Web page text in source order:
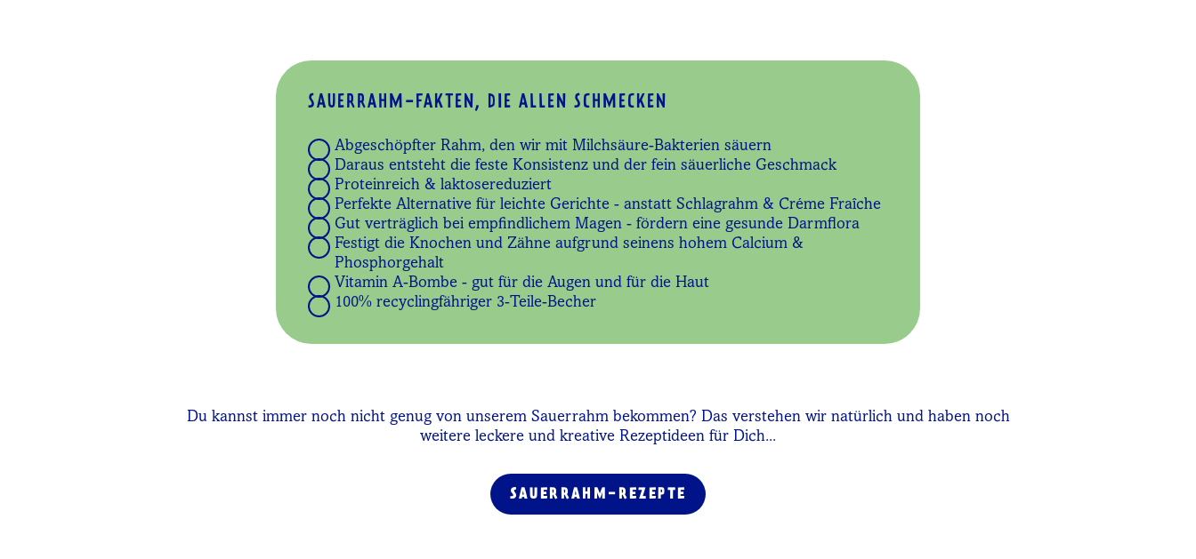
SAUERRAHM-FAKTEN, DIE ALLEN SCHMECKEN
Abgeschöpfter Rahm, den wir mit Milchsäure-Bakterien säuern
Daraus entsteht die feste Konsistenz und der fein säuerliche Geschmack
Proteinreich & laktosereduziert
Perfekte Alternative für leichte Gerichte - anstatt Schlagrahm & Créme Fraîche
Gut verträglich bei empfindlichem Magen - fördern eine gesunde Darmflora
Festigt die Knochen und Zähne aufgrund seinens hohem Calcium &
Phosphorgehalt
Vitamin A-Bombe - gut für die Augen und für die Haut
100% recyclingfähriger 3-Teile-Becher
Du kannst immer noch nicht genug von unserem Sauerrahm bekommen? Das verstehen wir natürlich und haben noch
weitere leckere und kreative Rezeptideen für Dich...
SAUERRAHM-REZEPTE